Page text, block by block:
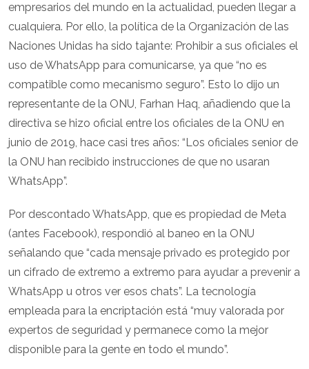
empresarios del mundo en la actualidad, pueden llegar a
cualquiera. Por ello, la política de la Organización de las
Naciones Unidas ha sido tajante: Prohibir a sus oficiales el
uso de WhatsApp para comunicarse, ya que “no es
compatible como mecanismo seguro”. Esto lo dijo un
representante de la ONU, Farhan Haq, añadiendo que la
directiva se hizo oficial entre los oficiales de la ONU en
junio de 2019, hace casi tres años: “Los oficiales senior de
la ONU han recibido instrucciones de que no usaran
WhatsApp”.
Por descontado WhatsApp, que es propiedad de Meta
(antes Facebook), respondió al baneo en la ONU
señalando que “cada mensaje privado es protegido por
un cifrado de extremo a extremo para ayudar a prevenir a
WhatsApp u otros ver esos chats”. La tecnología
empleada para la encriptación está “muy valorada por
expertos de seguridad y permanece como la mejor
disponible para la gente en todo el mundo”.